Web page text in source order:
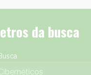
da busca